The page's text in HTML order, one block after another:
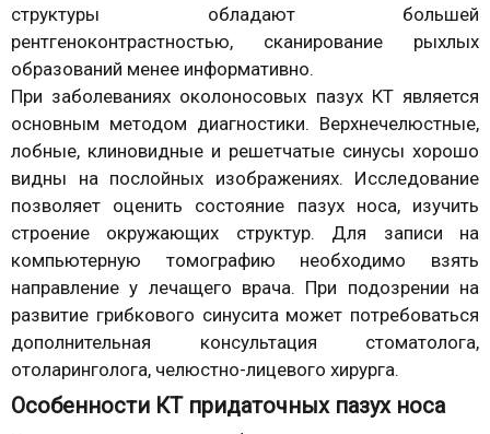
структуры обладают большей
рентгеноконтрастностью, сканирование рыхлых
образований менее информативно.
При заболеваниях околоносовых пазух КТ является
основным методом диагностики. Верхнечелюстные,
лобные, клиновидные и решетчатые синусы хорошо
видны на послойных изображениях. Исследование
позволяет оценить состояние пазух носа, изучить
строение окружающих структур. Для записи на
компьютерную томографию необходимо взять
направление у лечащего врача. При подозрении на
развитие грибкового синусита может потребоваться
дополнительная консультация стоматолога,
отоларинголога, челюстно-лицевого хирурга.
Особенности КТ придаточных пазух носа